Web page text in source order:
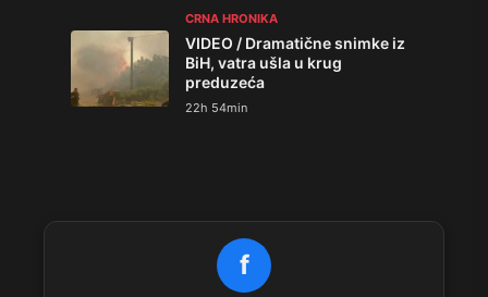
CRNA HRONIKA
VIDEO / Dramatične snimke iz
BiH, vatra ušla u krug
preduzeća
22h 54min
f